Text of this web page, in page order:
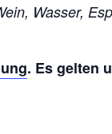
Wasser,
. Es gelten